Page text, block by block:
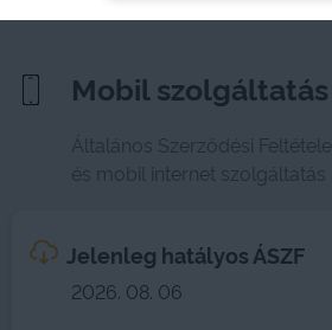
Mobil szolgáltatás
Általános Szerződési
és mobil internet szolgáltatás
Jelenleg hatályos ÁSZF
2026. 08. 06